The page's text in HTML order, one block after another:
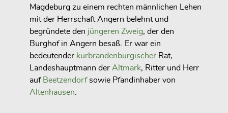
Magdeburg zu einem rechten männlichen Lehen
mit der Herrschaft Angern belehnt und
begründete den jüngeren Zweig, der den
Burghof in Angern besaß. Er war ein
bedeutender kurbrandenburgischer Rat,
Landeshauptmann der Altmark, Ritter und Herr
auf Beetzendorfsowie Pfandinhaber von
Altenhausen.